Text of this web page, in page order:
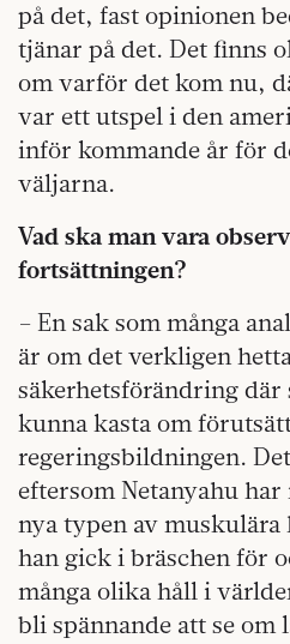
på det, fast opinionen
tjänar på det. Det finns
om varför det kom nu,
var ett utspel i den
inför kommande år för
väljarna.
Vad ska man vara
fortsättningen?
– En sak som många
är om det verkligen
säkerhetsförändring
kunna kasta om
regeringsbildningen.
eftersom Netanyahu har
nya typen av
han gick i bräschen för
många olika håll i
bli spännande att se om